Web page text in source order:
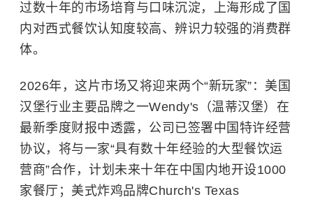
过数十年的市场培育与口味沉淀，上海形成了国
内对西式餐饮认知度较高、辨识力较强的消费群
体。
2026年，这片市场又将迎来两个“新玩家”：美国
汉堡行业主要品牌之一Wendy's（温蒂汉堡）在
最新季度财报中透露，公司已签署中国特许经营
协议，将与一家“具有数十年经验的大型餐饮运
营商”合作，计划未来十年在中国内地开设1000
家餐厅；美式炸鸡品牌Church's Texas